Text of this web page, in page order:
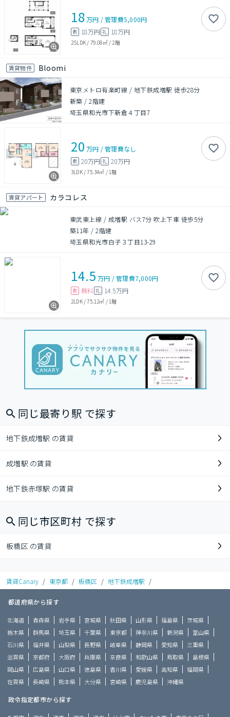
18万円 /管理費5,000円
敷 18万円 礼 18万円
2SLDK / 79.08㎡/ 2階
賃貸物件 Bloomi
東京メトロ有楽町線 / 地下鉄成増駅 徒歩28分
新築 /2階建
埼玉県和光市下新倉４丁目7
20 万円 /管理費なし
敷 20万円 礼 20万円
3LDK/75.34㎡ / 1階
賃貸アパート カラコレス
東武東上線 / 成増駅 バス7分 吹上下車 徒歩5分
築11年 /2階建
埼玉県和光市白子３丁目13-29
14.5 万円 /管理費7,000円
敷 無料 礼 14.5万円
2LDK/75.12㎡ / 1階
同じ最寄り駅 で探す
地下鉄成増駅 の賃貸
成増駅 の賃貸
地下鉄赤塚駅 の賃貸
同じ市区町村 で探す
板橋区 の賃貸
賃貸Canary / 東京都 / 板橋区 / 地下鉄成増駅 /
都道府県から探す
北海道 青森県 岩手県 宮城県 秋田県 山形県 福島県
茨城県
栃木県
群馬県 埼玉県 千葉県 東京都 神奈川県 新潟県
富山県
石川県
福井県 山梨県 長野県 岐阜県 静岡県 愛知県
三重県
滋賀県
京都府 大阪府 兵庫県 奈良県 和歌山県 鳥取県
島根県
岡山県
広島県 山口県 徳島県 香川県 愛媛県 高知県
福岡県
佐賀県
長崎県 熊本県 大分県 宮崎県 鹿児島県 沖縄県
政令指定都市から探す